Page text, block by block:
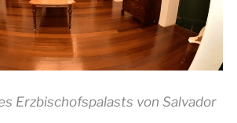
Erzbischofspalasts von Salvador